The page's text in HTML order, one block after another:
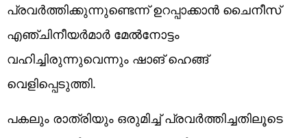
പ്രവര്‍ത്തിക്കുന്നുണ്ടെന്ന് ഉറപ്പാക്കാന്‍ ചൈനീസ്
എഞ്ചിനീയര്‍മാര്‍ മേല്‍നോട്ടം
വഹിച്ചിരുന്നുവെന്നും ഷാങ് ഹെങ്ങ്
വെളിപ്പെടുത്തി.
പകലും രാത്രിയും ഒരുമിച്ച് പ്രവര്‍ത്തിച്ചതിലൂടെ